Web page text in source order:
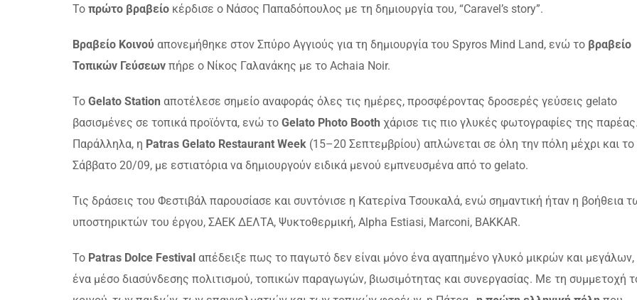
Το πρώτο βραβείο κέρδισε ο Νάσος Παπαδόπουλος με τη δημιουργία του, “Caravel’s story”.
Βραβείο Κοινού απονεμήθηκε στον Σπύρο Αγγιούς για τη δημιουργία του Spyros Mind Land, ενώ το βραβείο
Τοπικών Γεύσεων πήρε ο Νίκος Γαλανάκης με το Achaia Noir.
Το Gelato Station αποτέλεσε σημείο αναφοράς όλες τις ημέρες, προσφέροντας δροσερές γεύσεις gelato
βασισμένες σε τοπικά προϊόντα, ενώ το Gelato Photo Booth χάρισε τις πιο γλυκές φωτογραφίες της παρέας.
Παράλληλα, η Patras Gelato Restaurant Week (15–20 Σεπτεμβρίου) απλώνεται σε όλη την πόλη μέχρι και το
Σάββατο 20/09, με εστιατόρια να δημιουργούν ειδικά μενού εμπνευσμένα από το gelato.
Τις δράσεις του Φεστιβάλ παρουσίασε και συντόνισε η Κατερίνα Τσουκαλά, ενώ σημαντική ήταν η βοήθεια
υποστηρικτών του έργου, ΣΑΕΚ ΔΕΛΤΑ, Ψυκτοθερμική, Alpha Estiasi, Marconi, BAKKAR.
Το Patras Dolce Festival απέδειξε πως το παγωτό δεν είναι μόνο ένα αγαπημένο γλυκό μικρών και
ένα μέσο διασύνδεσης πολιτισμού, τοπικών παραγωγών, βιωσιμότητας και συνεργασίας. Με τη συμμετοχή